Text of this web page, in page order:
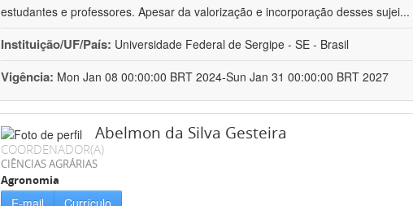
estudantes e professores. Apesar da valorização e incorporação desses sujei...
Instituição/UF/País: Universidade Federal de Sergipe - SE - Brasil
Vigência: Mon Jan 08 00:00:00 BRT 2024-Sun Jan 31 00:00:00 BRT 2027
Abelmon da Silva Gesteira
COORDENADOR(A)
CIÊNCIAS AGRÁRIAS
Agronomia